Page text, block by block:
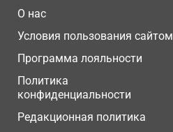
О нас
Условия пользования сайтом
Программа лояльности
Политика
конфиденциальности
Редакционная политика